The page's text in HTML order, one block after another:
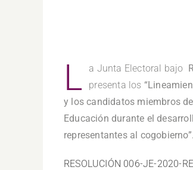
L a Junta Electoral bajo
presenta los
y los candidatos miembros
Educación durante el
representantes al cogobierno”.
RESOLUCIÓN 006-JE-2020-